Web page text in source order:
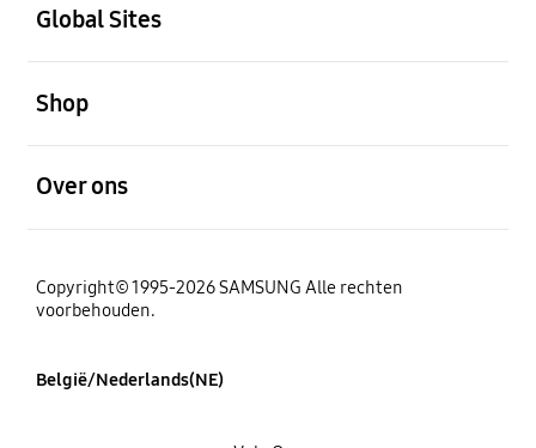
Global Sites
Shop
Over ons
Copyright© 1995-2026 SAMSUNG Alle rechten
voorbehouden.
België/Nederlands(NE)